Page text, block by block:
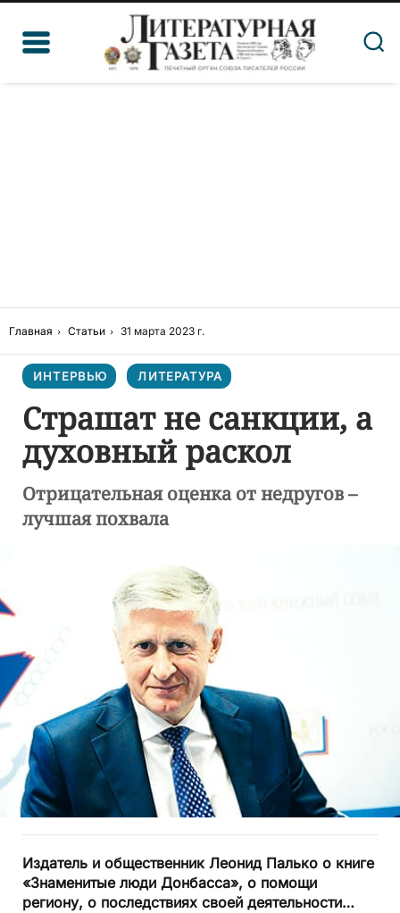
Главная Статьи 31 марта 2023 г.
ИНТЕРВЬЮ ЛИТЕРАТУРА
Страшат не санкции, а
духовный раскол
Отрицательная оценка от недругов –
лучшая похвала
Издатель и общественник Леонид Палько о книге
«Знаменитые люди Донбасса», о помощи
региону, о последствиях своей деятельности…